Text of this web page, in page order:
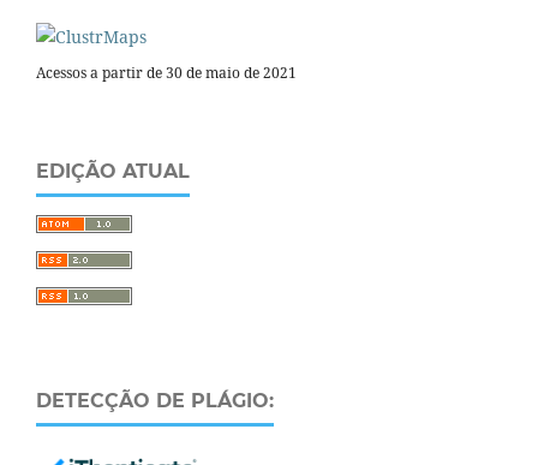
Acessos a partir de 30 de maio de 2021
EDIÇÃO ATUAL
DETECÇÃO DE PLÁGIO: